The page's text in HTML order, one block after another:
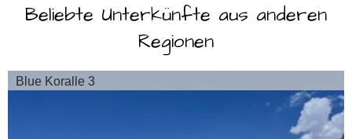
Beliebte Unterkünfte aus anderen
Regionen
Blue Koralle 3